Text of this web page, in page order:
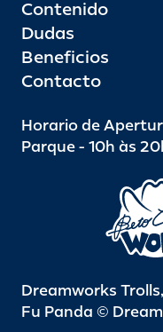
Contenido
Dudas
Beneficios
Contacto
Horario de
Parque - 10h às
Dreamworks
Fu Panda ©